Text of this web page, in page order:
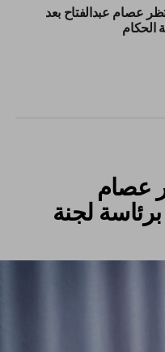
عصام عبدالفتاح بعد
الحكام
عصام
لجنة